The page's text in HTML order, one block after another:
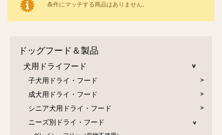
条件にマッチする商品はありません。
ドッグフード＆製品
犬用ドライフード
子犬用ドライ・フード
成犬用ドライ・フード
シニア犬用ドライ・フード
ニーズ別ドライ・フード